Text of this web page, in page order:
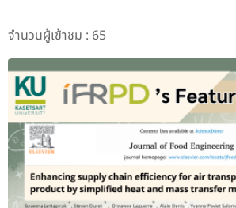
จำนวนผู้เข้าชม : 65